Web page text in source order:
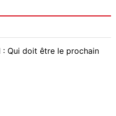
: Qui doit être le prochain